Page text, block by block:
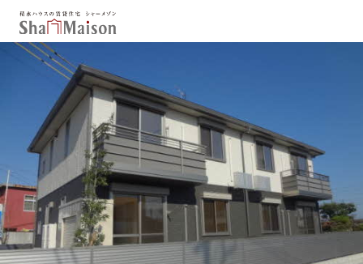
保存した条件
新着メール設定
北海道 東北
関東
中部
関西
中国・四国
九州
市区郡・路線・駅から探す